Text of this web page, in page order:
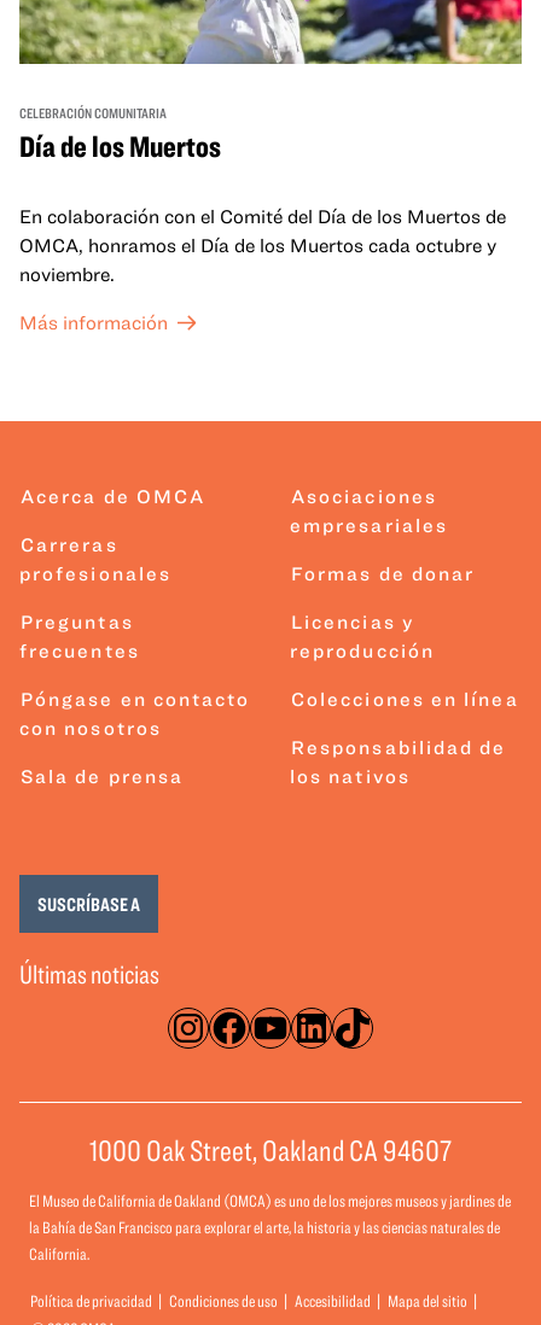
CELEBRACIÓN COMUNITARIA
Día de los Muertos
En colaboración con el Comité del Día de los Muertos de
OMCA, honramos el Día de los Muertos cada octubre y
noviembre.
Más información
Acerca de OMCA
Carreras
profesionales
Preguntas
frecuentes
Póngase en contacto
con nosotros
Sala de prensa
Asociaciones
empresariales
Formas de donar
Licencias y
reproducción
Colecciones en línea
Responsabilidad de
los nativos
Instagram
Facebook
YouTube
LinkedIn
TikTok
Últimas noticias
SUSCRÍBASE A
1000 Oak Street, Oakland CA 94607
El Museo de California de Oakland (OMCA) es uno de los mejores museos y jardines de
la Bahía de San Francisco para explorar el arte, la historia y las ciencias naturales de
California.
Política de privacidad Condiciones de uso Accesibilidad
Mapa del sitio